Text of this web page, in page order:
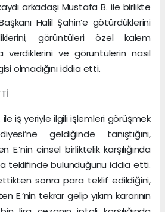
arkadaşı Mustafa B. ile birlikte
Halil Şahin’e götürdüklerini
görüntüleri özel kalem
verdiklerini ve görüntülerin nasıl
olmadığını iddia etti.
ile iş yeriyle ilgili işlemleri görüşmek
geldiğinde tanıştığını,
E.’nin cinsel birliktelik karşılığında
teklifinde bulunduğunu iddia etti.
sonra para teklif edildiğini,
E.’nin tekrar gelip yıkım kararının